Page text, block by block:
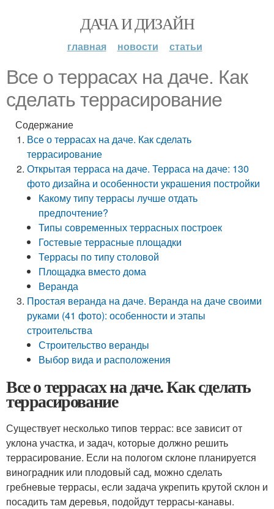
ДАЧА И ДИЗАЙН
главная новости статьи
Все о террасах на даче. Как
сделать террасирование
Содержание
Все о террасах на даче. Как сделать
террасирование
Открытая терраса на даче. Терраса на даче: 130
фото дизайна и особенности украшения постройки
Какому типу террасы лучше отдать
предпочтение?
Типы современных террасных построек
Гостевые террасные площадки
Террасы по типу столовой
Площадка вместо дома
Веранда
Простая веранда на даче. Веранда на даче своими
руками (41 фото): особенности и этапы
строительства
Строительство веранды
Выбор вида и расположения
Все о террасах на даче. Как сделать
террасирование
Существует несколько типов террас: все зависит от
уклона участка, и задач, которые должно решить
террасирование. Если на пологом склоне планируется
виноградник или плодовый сад, можно сделать
гребневые террасы, если задача укрепить крутой склон и
посадить там деревья, подойдут террасы-канавы.